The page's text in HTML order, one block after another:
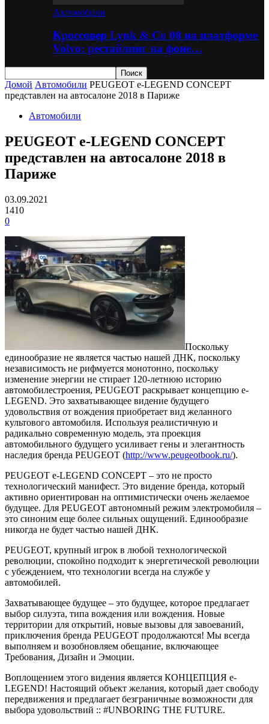
Автомобили
Кроссовер Lynk & Co 08 на платформе
Volvo: рестайлинг на фоне…
Домой Автомобили PEUGEOT e-LEGEND CONCEPT
представлен на автосалоне 2018 в Париже
Автомобили
PEUGEOT e-LEGEND CONCEPT
представлен на автосалоне 2018 в
Париже
03.09.2021
1410
0
Поскольку
единообразие не является частью нашей ДНК, поскольку
независимость не рифмуется монотонно, поскольку
изменение энергии не стирает 120-летнюю историю
автомобилестроения, PEUGEOT раскрывает концепцию e-
LEGEND. Это захватывающее видение будущего
удовольствия от вождения приобретает вид желанного
культового автомобиля. Используя реалистичную и
радикально современную модель, эта проекция
автомобильного будущего усиливает гены и элегантность
наследия бренда PEUGEOT (http://www.peugeotbook.ru/).
PEUGEOT e-LEGEND CONCEPT – это не просто
технологический манифест. Это видение бренда, который
активно ориентирован на оптимистически очень желаемое
будущее. Для PEUGEOT автономный режим электромобиля –
это синоним еще более сильных ощущений. Единообразие
никогда не будет частью нашей ДНК.
PEUGEOT, крупный игрок в любой технологической
революции, спокойно подходит к энергетической революции
с убеждением, что технологии всегда на службе у
автомобилей.
Захватывающее будущее – это будущее, которое предлагает
выбор силуэта, типа вождения или вождения. Новые
территории для открытий, новые вызовы для завоеваний,
приключения бренда PEUGEOT продолжаются! Мы всегда
выполняем и возобновляем обещание, включающее
Требования, Дизайн и Эмоции.
Воплощением этого видения является КОНЦЕПЦИЯ e-
LEGEND! Настоящий объект желания, который дает свободу
передвижения и предлагает безграничные возможности для
выбора удовольствий :: #UNBORING THE FUTURE.